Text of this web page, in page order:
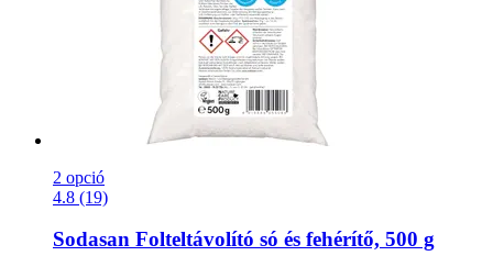
2 opció
4.8 (19)
Sodasan Folteltávolító só és fehérítő, 500 g